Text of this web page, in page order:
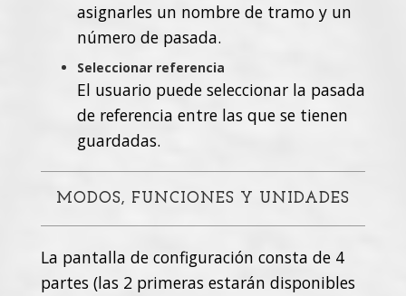
asignarles un nombre de tramo y un
número de pasada.
Seleccionar referencia
El usuario puede seleccionar la pasada
de referencia entre las que se tienen
guardadas.
MODOS, FUNCIONES Y UNIDADES
La pantalla de configuración consta de 4
partes (las 2 primeras estarán disponibles